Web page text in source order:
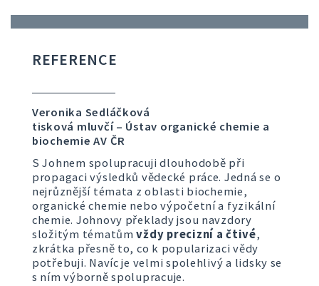
REFERENCE
Veronika Sedláčková
tisková mluvčí – Ústav organické chemie a
biochemie AV ČR
S Johnem spolupracuji dlouhodobě při
propagaci výsledků vědecké práce. Jedná se o
nejrůznější témata z oblasti biochemie,
organické chemie nebo výpočetní a fyzikální
chemie. Johnovy překlady jsou navzdory
složitým tématůmvždy precizní a čtivé,
zkrátka přesně to, co k popularizaci vědy
potřebuji. Navíc je velmi spolehlivý a lidsky se
s ním výborně spolupracuje.